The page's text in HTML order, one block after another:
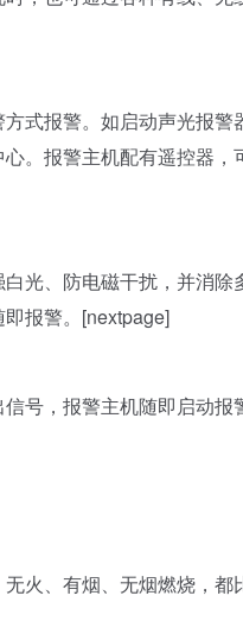
报警。如启动声光报警
。报警主机配有遥控器，
光、防电磁干扰，并消除
报警。[nextpage]
，报警主机随即启动报
火、有烟、无烟燃烧，都